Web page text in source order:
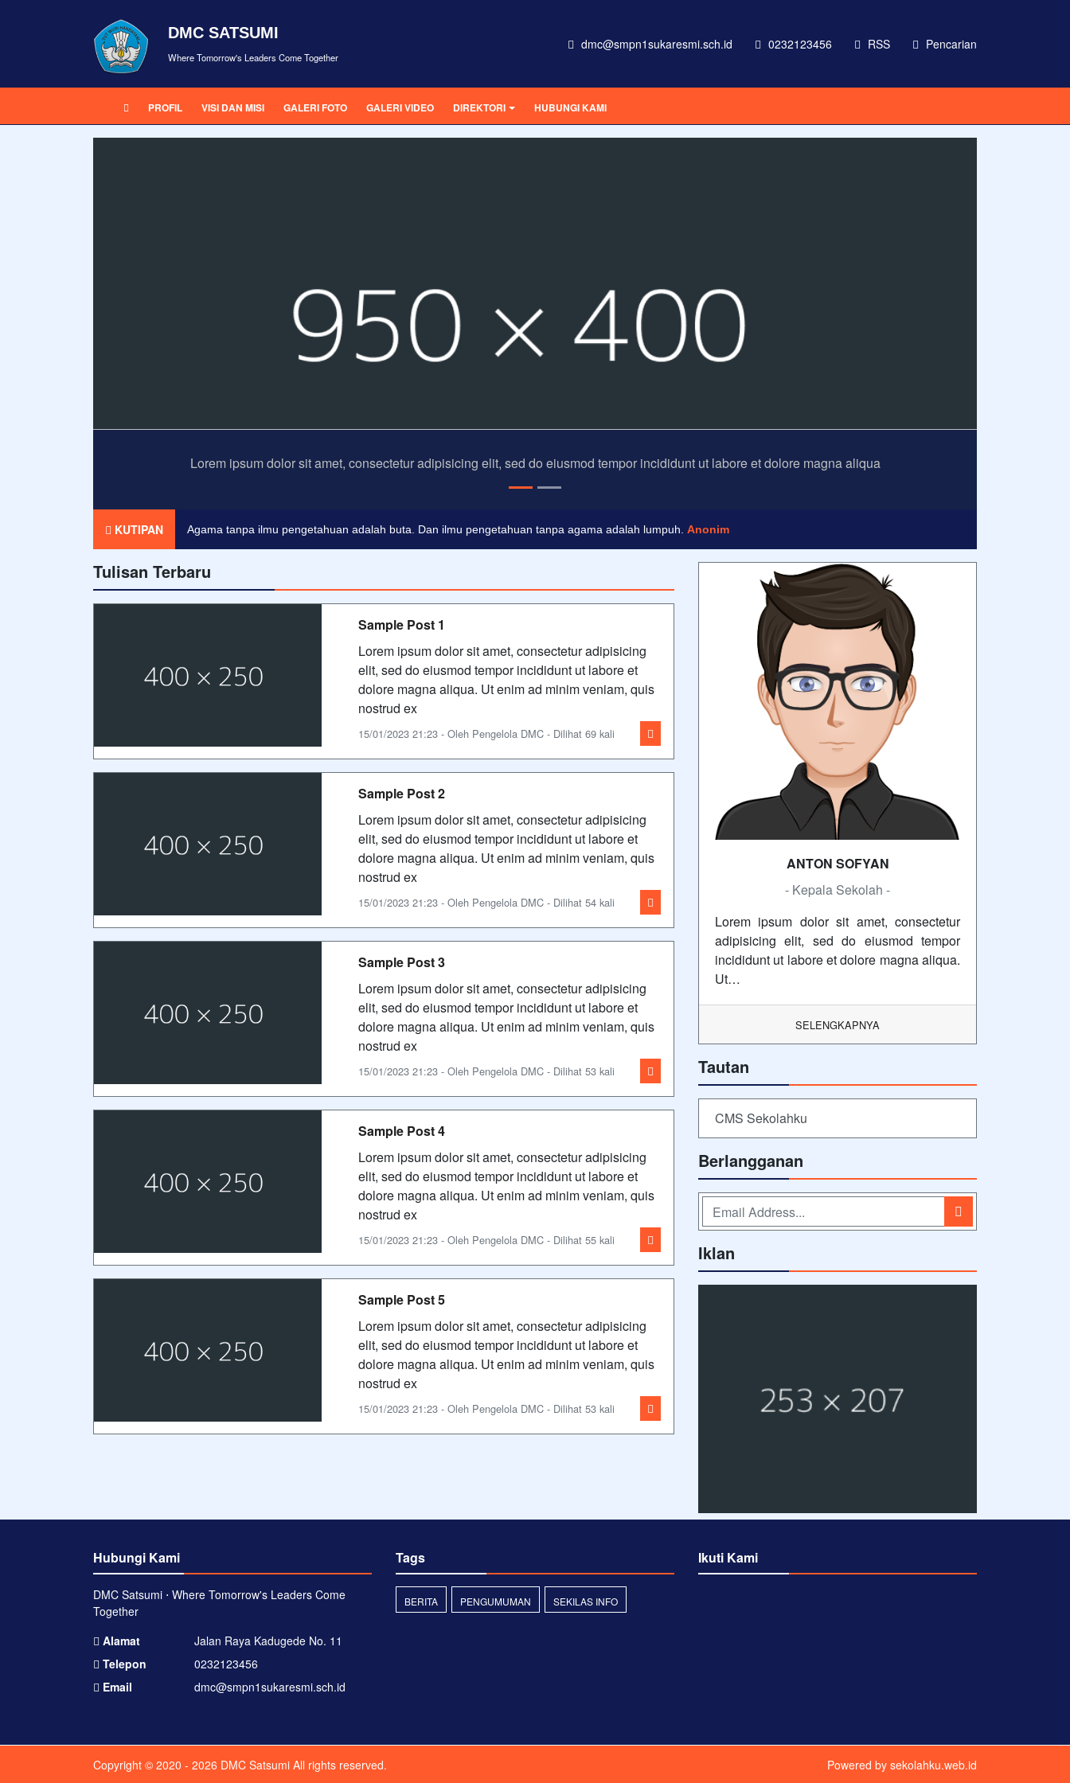
DMC SATSUMI
Where Tomorrow's Leaders Come Together
dmc@smpn1sukaresmi.sch.id 0232123456 RSS Pencarian
PROFIL VISI DAN MISI GALERI FOTO GALERI VIDEO DIREKTORI HUBUNGI KAMI
Lorem ipsum dolor sit amet, consectetur adipisicing elit, sed do eiusmod tempor incididunt ut labore et dolore magna aliqua
KUTIPAN
Pendidikan merupakan tiket untuk masa depan. Hari esok untuk orang-orang yang telah mempersiapkan dirinya hari ini. Anonim
Agama tanpa ilmu pengetahuan adalah buta. Dan ilmu pengetahuan tanpa agama adalah lumpuh. Anonim
Tulisan Terbaru
Sample Post 1
Lorem ipsum dolor sit amet, consectetur adipisicing
elit, sed do eiusmod tempor incididunt ut labore et
dolore magna aliqua. Ut enim ad minim veniam, quis
nostrud ex
15/01/2023 21:23 - Oleh Pengelola DMC - Dilihat 69 kali
Sample Post 2
Lorem ipsum dolor sit amet, consectetur adipisicing
elit, sed do eiusmod tempor incididunt ut labore et
dolore magna aliqua. Ut enim ad minim veniam, quis
nostrud ex
15/01/2023 21:23 - Oleh Pengelola DMC - Dilihat 54 kali
Sample Post 3
Lorem ipsum dolor sit amet, consectetur adipisicing
elit, sed do eiusmod tempor incididunt ut labore et
dolore magna aliqua. Ut enim ad minim veniam, quis
nostrud ex
15/01/2023 21:23 - Oleh Pengelola DMC - Dilihat 53 kali
Sample Post 4
Lorem ipsum dolor sit amet, consectetur adipisicing
elit, sed do eiusmod tempor incididunt ut labore et
dolore magna aliqua. Ut enim ad minim veniam, quis
nostrud ex
15/01/2023 21:23 - Oleh Pengelola DMC - Dilihat 55 kali
Sample Post 5
Lorem ipsum dolor sit amet, consectetur adipisicing
elit, sed do eiusmod tempor incididunt ut labore et
dolore magna aliqua. Ut enim ad minim veniam, quis
nostrud ex
15/01/2023 21:23 - Oleh Pengelola DMC - Dilihat 53 kali
ANTON SOFYAN
- Kepala Sekolah -
Lorem ipsum dolor sit amet, consectetur
adipisicing elit, sed do eiusmod tempor
incididunt ut labore et dolore magna aliqua.
Ut…
SELENGKAPNYA
Tautan
CMS Sekolahku
Berlangganan
Iklan
Hubungi Kami
DMC Satsumi ⋅ Where Tomorrow's Leaders Come
Together
Alamat
Jalan Raya Kadugede No. 11
Telepon
0232123456
Email
dmc@smpn1sukaresmi.sch.id
Tags
BERITA PENGUMUMAN SEKILAS INFO
Ikuti Kami
Copyright © 2020 - 2026 DMC Satsumi All rights reserved. Powered by sekolahku.web.id